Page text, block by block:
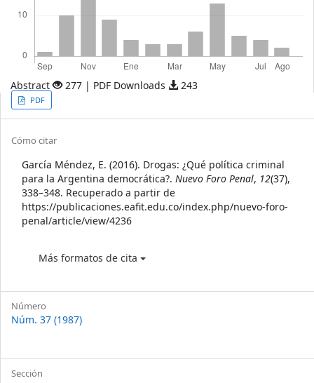
Abstract 277 | PDF Downloads 243
Article
Sidebar
PDF
Article
Details
Cómo citar
García Méndez, E. (2016). Drogas: ¿Qué política criminal
para la Argentina democrática?. Nuevo Foro Penal, 12(37),
338–348. Recuperado a partir de
https://publicaciones.eafit.edu.co/index.php/nuevo-foro-
penal/article/view/4236
Más formatos de cita
Número
Núm. 37 (1987)
Sección